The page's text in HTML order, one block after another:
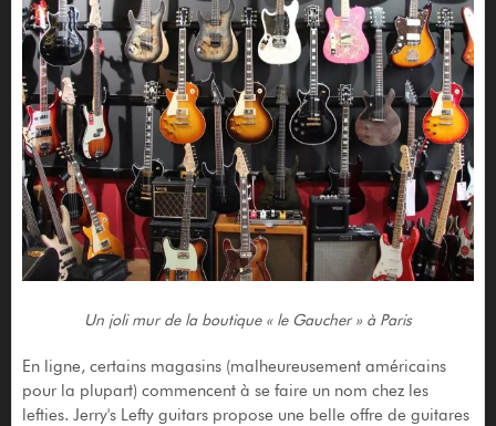
Un joli mur de la boutique « le Gaucher » à Paris
En ligne, certains magasins (malheureusement américains
pour la plupart) commencent à se faire un nom chez les
lefties. Jerry's Lefty guitars propose une belle offre de guitares